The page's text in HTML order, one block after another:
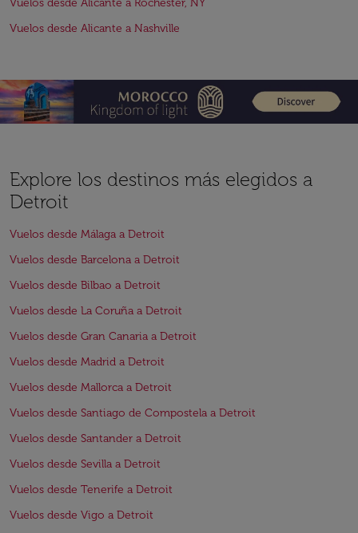
Vuelos desde Alicante a Rochester, NY
Vuelos desde Alicante a Nashville
Explore los destinos más elegidos a
Detroit
Vuelos desde Málaga a Detroit
Vuelos desde Barcelona a Detroit
Vuelos desde Bilbao a Detroit
Vuelos desde La Coruña a Detroit
Vuelos desde Gran Canaria a Detroit
Vuelos desde Madrid a Detroit
Vuelos desde Mallorca a Detroit
Vuelos desde Santiago de Compostela a Detroit
Vuelos desde Santander a Detroit
Vuelos desde Sevilla a Detroit
Vuelos desde Tenerife a Detroit
Vuelos desde Vigo a Detroit